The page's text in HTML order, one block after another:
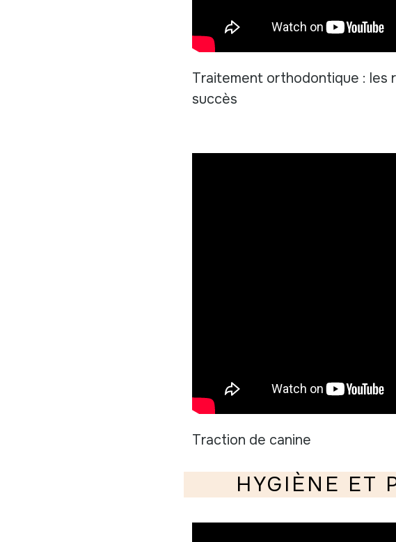
Traitement orthodontique : les
succès
Traction de canine
HYGIÈNE ET